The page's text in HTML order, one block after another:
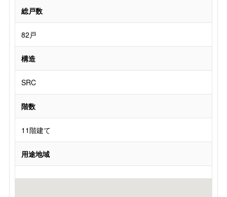
総戸数
82戸
構造
SRC
階数
11階建て
用途地域